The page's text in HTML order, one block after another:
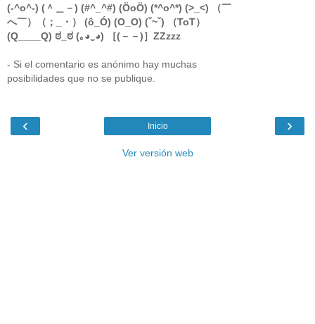
(-^o^-) (＾＿－) (#^_^#) (ÖoÖ) (*^o^*) (>_<) （￣
へ￣）（；_・） (ô_Ó) (O_O) (ˇ~ˇ) （ToT）
(Q____Q) ಠ_ಠ (｡◕‿◕) ［(－－)］ZZzzz
- Si el comentario es anónimo hay muchas
posibilidades que no se publique.
‹ ›
Inicio
Ver versión web